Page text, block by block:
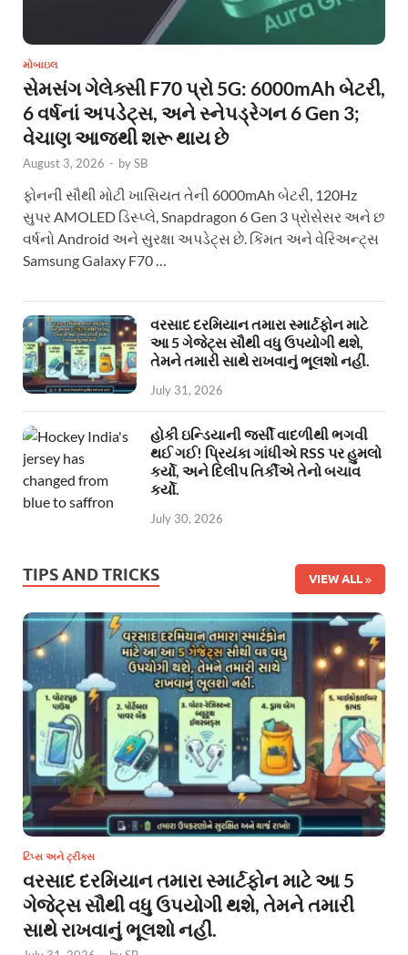
મોબાઇલ
સેમસંગ ગેલેક્સી F70 પ્રો 5G: 6000mAh બેટરી,
6 વર્ષનાં અપડેટ્સ, અને સ્નેપડ્રેગન 6 Gen 3;
વેચાણ આજથી શરૂ થાય છે
August 3, 2026 - bySB
ફોનની સૌથી મોટી ખાસિયત તેની 6000mAh બેટરી, 120Hz
સુપર AMOLED ડિસ્પ્લે, Snapdragon 6 Gen 3 પ્રોસેસર અને છ
વર્ષનો Android અને સુરક્ષા અપડેટ્સ છે. કિંમત અને વેરિઅન્ટ્સ
Samsung Galaxy F70 …
વરસાદ દરમિયાન તમારા સ્માર્ટફોન માટે
આ 5 ગેજેટ્સ સૌથી વધુ ઉપયોગી થશે,
તેમને તમારી સાથે રાખવાનું ભૂલશો નહીં.
July 31, 2026
હોકી ઇન્ડિયાની જર્સી વાદળીથી ભગવી
થઈ ગઈ! પ્રિયંકા ગાંધીએ RSS પર હુમલો
કર્યો, અને દિલીપ તિર્કીએ તેનો બચાવ
કર્યો.
July 30, 2026
TIPS AND TRICKS VIEW ALL
ટિપ્સ અને ટ્રીક્સ
વરસાદ દરમિયાન તમારા સ્માર્ટફોન માટે આ 5
ગેજેટ્સ સૌથી વધુ ઉપયોગી થશે, તેમને તમારી
સાથે રાખવાનું ભૂલશો નહીં.